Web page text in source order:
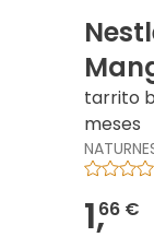
tarrito
meses
1,66 €